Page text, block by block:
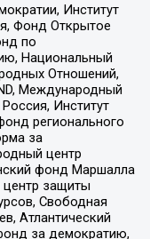
Институт
Фонд Открытое
по
Национальный
Отношений,
Международный
Институт
регионального
за
центр
фонд Маршалла
защиты
Свободная
Атлантический
за демократию,